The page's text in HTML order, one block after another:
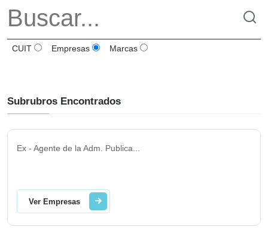
CUIT Empresas Marcas
Subrubros Encontrados
Ex - Agente de la Adm. Publica
Ver Empresas